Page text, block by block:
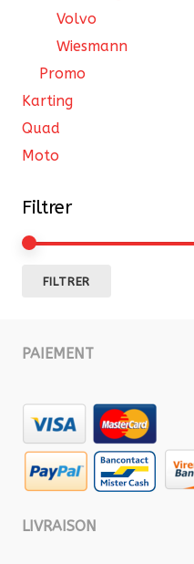
Volvo
Wiesmann
Promo
Karting
Quad
Moto
Filtrer
FILTRER
PAIEMENT
LIVRAISON